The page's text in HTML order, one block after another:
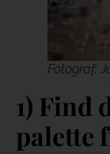
Fotograf:
1) Find
palette